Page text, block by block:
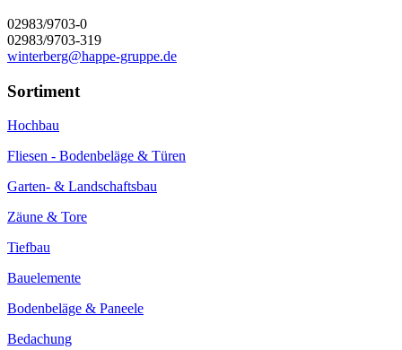
02983/9703-0
02983/9703-319
winterberg@happe-gruppe.de
Sortiment
Hochbau
Fliesen - Bodenbeläge & Türen
Garten- & Landschaftsbau
Zäune & Tore
Tiefbau
Bauelemente
Bodenbeläge & Paneele
Bedachung